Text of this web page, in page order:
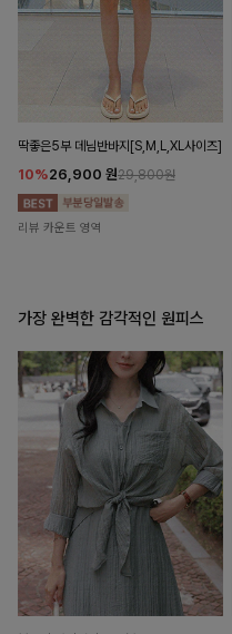
딱좋은5부 데님반바지[S,M,L,XL사이즈]
10%26,900 원29,800원
리뷰 카운트 영역
가장 완벽한 감각적인 원피스